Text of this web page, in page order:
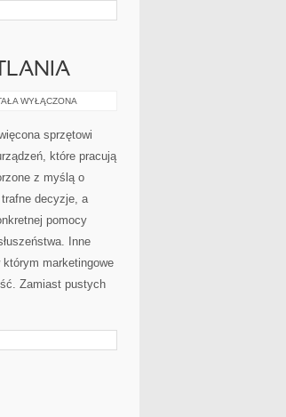
WYŁĄCZONA
sprzętowi
które pracują
z myślą o
decyzje, a
pomocy
Inne
marketingowe
Zamiast pustych